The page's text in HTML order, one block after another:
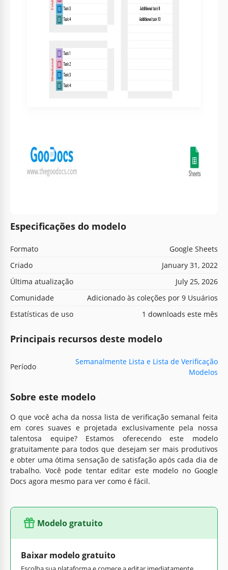
Especificações do modelo
Formato
Google Sheets
Criado
January 31, 2022
Última atualização
July 25, 2026
Comunidade
Adicionado às coleções por 9 Usuários
Estatísticas de uso
1 downloads este mês
Principais recursos deste modelo
Período
Semanalmente Lista e Lista de Verificação
Modelos
Sobre este modelo
O que você acha da nossa lista de verificação semanal feita
em cores suaves e projetada exclusivamente pela nossa
talentosa equipe? Estamos oferecendo este modelo
gratuitamente para todos que desejam ser mais produtivos
e obter uma ótima sensação de satisfação após cada dia de
trabalho. Você pode tentar editar este modelo no Google
Docs agora mesmo para ver como é fácil.
Modelo gratuito
Baixar modelo gratuito